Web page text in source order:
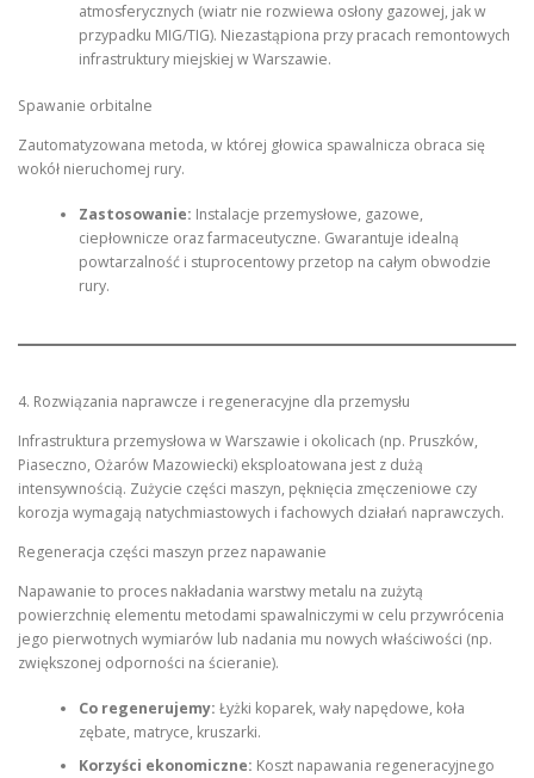
atmosferycznych (wiatr nie rozwiewa osłony gazowej, jak w
przypadku MIG/TIG). Niezastąpiona przy pracach remontowych
infrastruktury miejskiej w Warszawie.
Spawanie orbitalne
Zautomatyzowana metoda, w której głowica spawalnicza obraca się
wokół nieruchomej rury.
Zastosowanie: Instalacje przemysłowe, gazowe,
ciepłownicze oraz farmaceutyczne. Gwarantuje idealną
powtarzalność i stuprocentowy przetop na całym obwodzie
rury.
4. Rozwiązania naprawcze i regeneracyjne dla przemysłu
Infrastruktura przemysłowa w Warszawie i okolicach (np. Pruszków,
Piaseczno, Ożarów Mazowiecki) eksploatowana jest z dużą
intensywnością. Zużycie części maszyn, pęknięcia zmęczeniowe czy
korozja wymagają natychmiastowych i fachowych działań naprawczych.
Regeneracja części maszyn przez napawanie
Napawanie to proces nakładania warstwy metalu na zużytą
powierzchnię elementu metodami spawalniczymi w celu przywrócenia
jego pierwotnych wymiarów lub nadania mu nowych właściwości (np.
zwiększonej odporności na ścieranie).
Co regenerujemy: Łyżki koparek, wały napędowe, koła
zębate, matryce, kruszarki.
Korzyści ekonomiczne: Koszt napawania regeneracyjnego